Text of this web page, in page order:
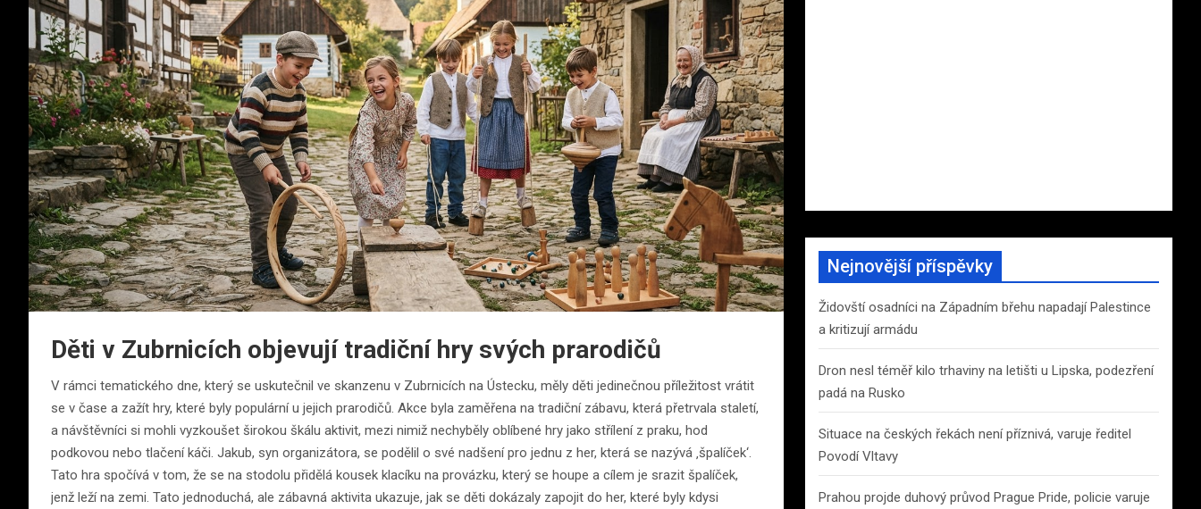
Děti v Zubrnicích objevují tradiční hry svých prarodičů
V rámci tematického dne, který se uskutečnil ve skanzenu v Zubrnicích na Ústecku, měly děti jedinečnou příležitost vrátit
se v čase a zažít hry, které byly populární u jejich prarodičů. Akce byla zaměřena na tradiční zábavu, která přetrvala staletí,
a návštěvníci si mohli vyzkoušet širokou škálu aktivit, mezi nimiž nechyběly oblíbené hry jako střílení z praku, hod
podkovou nebo tlačení káči. Jakub, syn organizátora, se podělil o své nadšení pro jednu z her, která se nazývá ‚špalíček‘.
Tato hra spočívá v tom, že se na stodolu přidělá kousek klacíku na provázku, který se houpe a cílem je srazit špalíček,
jenž leží na zemi. Tato jednoduchá, ale zábavná aktivita ukazuje, jak se děti dokázaly zapojit do her, které byly kdysi
Nejnovější příspěvky
Židovští osadníci na Západním břehu napadají Palestince
a kritizují armádu
Dron nesl téměř kilo trhaviny na letišti u Lipska, podezření
padá na Rusko
Situace na českých řekách není příznivá, varuje ředitel
Povodí Vltavy
Prahou projde duhový průvod Prague Pride, policie varuje